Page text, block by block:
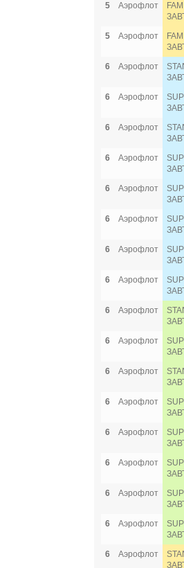
5
Аэрофлот
5
Аэрофлот
6
Аэрофлот
6
Аэрофлот
6
Аэрофлот
6
Аэрофлот
6
Аэрофлот
6
Аэрофлот
6
Аэрофлот
6
Аэрофлот
6
Аэрофлот
6
Аэрофлот
6
Аэрофлот
6
Аэрофлот
6
Аэрофлот
6
Аэрофлот
6
Аэрофлот
6
Аэрофлот
6
Аэрофлот